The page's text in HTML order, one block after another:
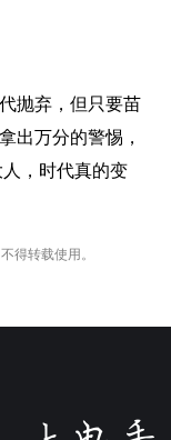
抛弃，但只要苗
出万分的警惕，
，时代真的变
得转载使用。